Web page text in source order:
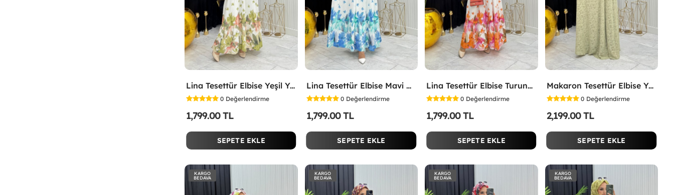
Lina Tesettür Elbise Yeşil Yeşil
0 Değerlendirme
1,799.00 TL
SEPETE EKLE
Lina Tesettür Elbise Mavi Mavi
0 Değerlendirme
1,799.00 TL
SEPETE EKLE
Lina Tesettür Elbise Turuncu Turuncu
0 Değerlendirme
1,799.00 TL
SEPETE EKLE
Makaron Tesettür Elbise Yeşil Yeşil
0 Değerlendirme
2,199.00 TL
SEPETE EKLE
KARGO
BEDAVA
KARGO
BEDAVA
KARGO
BEDAVA
KARGO
BEDAVA